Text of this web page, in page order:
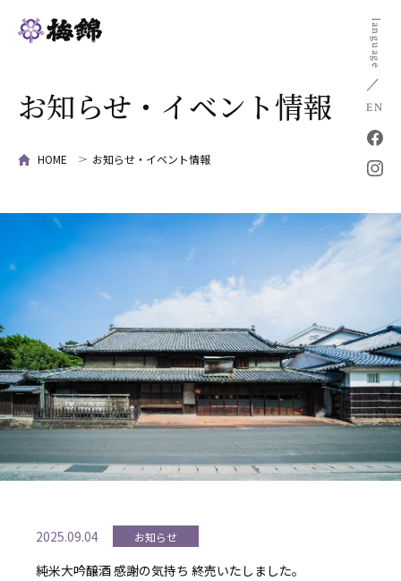
language
EN
お知らせ・イベント情報
HOME お知らせ・イベント情報
2025.09.04 お知らせ
純米大吟醸酒 感謝の気持ち 終売いたしました。